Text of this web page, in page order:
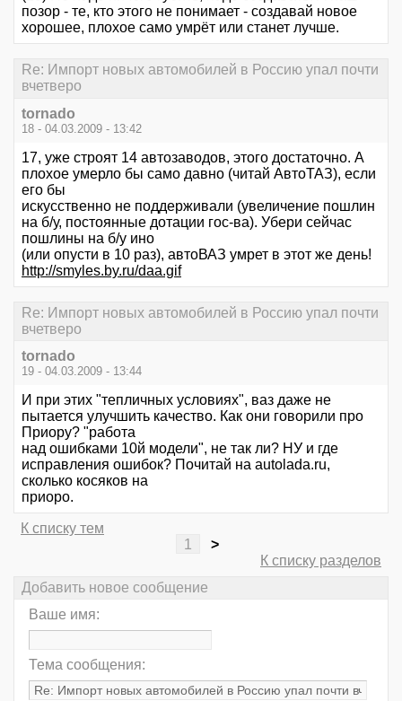
позор - те, кто этого не понимает - создавай новое
хорошее, плохое само умрёт или станет лучше.
Re: Импорт новых автомобилей в Россию упал почти
вчетверо
tornado
18 - 04.03.2009 - 13:42
17, уже строят 14 автозаводов, этого достаточно. А
плохое умерло бы само давно (читай АвтоТАЗ), если
его бы
искусственно не поддерживали (увеличение пошлин
на б/у, постоянные дотации гос-ва). Убери сейчас
пошлины на б/у ино
(или опусти в 10 раз), автоВАЗ умрет в этот же день!
http://smyles.by.ru/daa.gif
Re: Импорт новых автомобилей в Россию упал почти
вчетверо
tornado
19 - 04.03.2009 - 13:44
И при этих "тепличных условиях", ваз даже не
пытается улучшить качество. Как они говорили про
Приору? "работа
над ошибками 10й модели", не так ли? НУ и где
исправления ошибок? Почитай на autolada.ru,
сколько косяков на
приоро.
К списку тем
1
>
К списку разделов
Добавить новое сообщение
Ваше имя:
Тема сообщения: